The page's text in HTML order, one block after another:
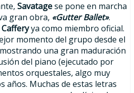
Savatagese pone en marcha
gran obra, «Gutter Ballet».
ya como miembro oficial.
momento del grupo desde el
una gran maduración
del piano (ejecutado por
orquestales, algo muy
años. Muchas de estas letras